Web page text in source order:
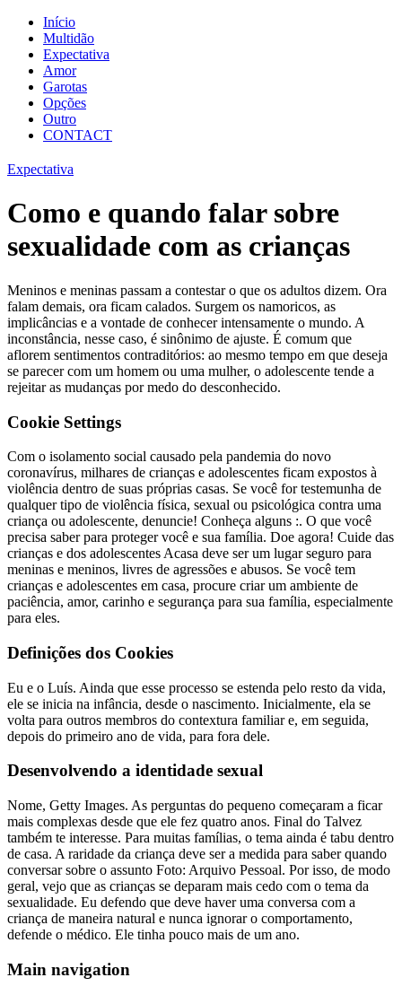
Início
Multidão
Expectativa
Amor
Garotas
Opções
Outro
CONTACT
Expectativa
Como e quando falar sobre
sexualidade com as crianças
Meninos e meninas passam a contestar o que os adultos dizem. Ora
falam demais, ora ficam calados. Surgem os namoricos, as
implicâncias e a vontade de conhecer intensamente o mundo. A
inconstância, nesse caso, é sinônimo de ajuste. É comum que
aflorem sentimentos contraditórios: ao mesmo tempo em que deseja
se parecer com um homem ou uma mulher, o adolescente tende a
rejeitar as mudanças por medo do desconhecido.
Cookie Settings
Com o isolamento social causado pela pandemia do novo
coronavírus, milhares de crianças e adolescentes ficam expostos à
violência dentro de suas próprias casas. Se você for testemunha de
qualquer tipo de violência física, sexual ou psicológica contra uma
criança ou adolescente, denuncie! Conheça alguns :. O que você
precisa saber para proteger você e sua família. Doe agora! Cuide das
crianças e dos adolescentes Acasa deve ser um lugar seguro para
meninas e meninos, livres de agressões e abusos. Se você tem
crianças e adolescentes em casa, procure criar um ambiente de
paciência, amor, carinho e segurança para sua família, especialmente
para eles.
Definições dos Cookies
Eu e o Luís. Ainda que esse processo se estenda pelo resto da vida,
ele se inicia na infância, desde o nascimento. Inicialmente, ela se
volta para outros membros do contextura familiar e, em seguida,
depois do primeiro ano de vida, para fora dele.
Desenvolvendo a identidade sexual
Nome, Getty Images. As perguntas do pequeno começaram a ficar
mais complexas desde que ele fez quatro anos. Final do Talvez
também te interesse. Para muitas famílias, o tema ainda é tabu dentro
de casa. A raridade da criança deve ser a medida para saber quando
conversar sobre o assunto Foto: Arquivo Pessoal. Por isso, de modo
geral, vejo que as crianças se deparam mais cedo com o tema da
sexualidade. Eu defendo que deve haver uma conversa com a
criança de maneira natural e nunca ignorar o comportamento,
defende o médico. Ele tinha pouco mais de um ano.
Main navigation